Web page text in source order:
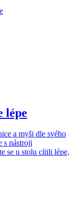
lépe
a myši dle svého
s nástroji
se u stolu cítili lépe,